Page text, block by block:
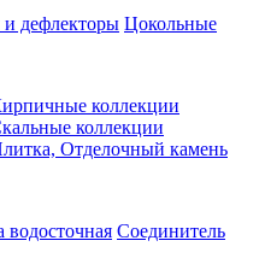
дефлекторы Цокольные
коллекции
коллекции
Отделочный камень
водосточная Соединитель